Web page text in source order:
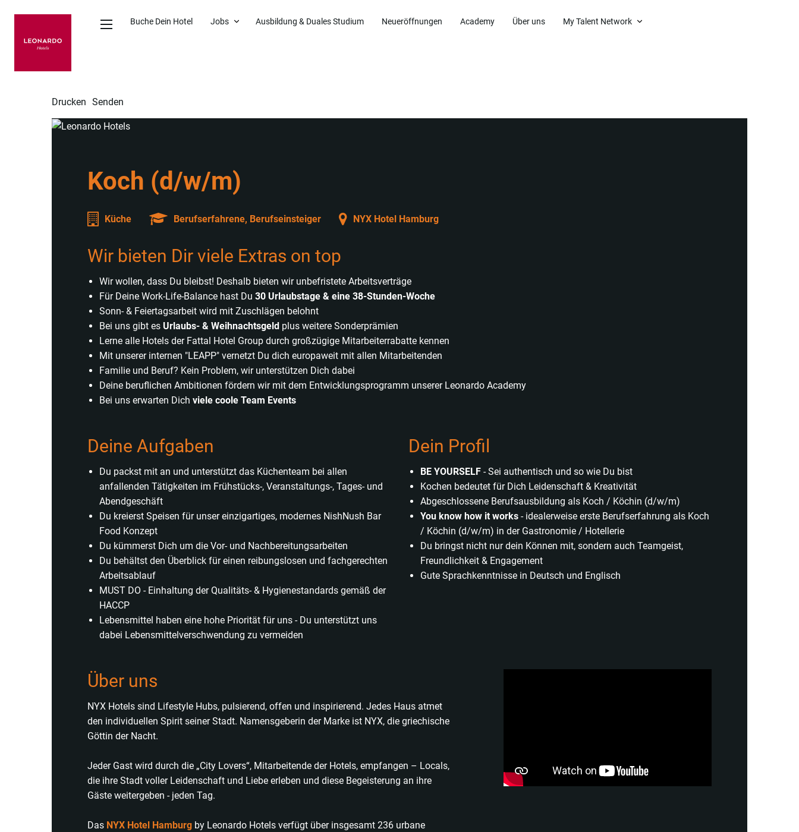
Buche Dein Hotel Jobs Ausbildung & Duales Studium Neueröffnungen Academy Über uns My Talent Network
Drucken Senden
Koch (d/w/m)
Küche Berufserfahrene, Berufseinsteiger NYX Hotel Hamburg
Über uns
NYX Hotels sind Lifestyle Hubs, pulsierend, offen und inspirierend. Jedes Haus atmet
den individuellen Spirit seiner Stadt. Namensgeberin der Marke ist NYX, die griechische
Göttin der Nacht.
Jeder Gast wird durch die „City Lovers“, Mitarbeitende der Hotels, empfangen – Locals,
die ihre Stadt voller Leidenschaft und Liebe erleben und diese Begeisterung an ihre
Gäste weitergeben - jeden Tag.
Das NYX Hotel Hamburg by Leonardo Hotels verfügt über insgesamt 236 urbane
Wir bieten Dir viele Extras on top
Wir wollen, dass Du bleibst! Deshalb bieten wir unbefristete Arbeitsverträge
Für Deine Work-Life-Balance hast Du 30 Urlaubstage & eine 38-Stunden-Woche
Sonn- & Feiertagsarbeit wird mit Zuschlägen belohnt
Bei uns gibt es Urlaubs- & Weihnachtsgeld plus weitere Sonderprämien
Lerne alle Hotels der Fattal Hotel Group durch großzügige Mitarbeiterrabatte kennen
Mit unserer internen "LEAPP" vernetzt Du dich europaweit mit allen Mitarbeitenden
Familie und Beruf? Kein Problem, wir unterstützen Dich dabei
Deine beruflichen Ambitionen fördern wir mit dem Entwicklungsprogramm unserer Leonardo Academy
Bei uns erwarten Dich viele coole Team Events
Deine Aufgaben
Du packst mit an und unterstützt das Küchenteam bei allen
anfallenden Tätigkeiten im Frühstücks-, Veranstaltungs-, Tages- und
Abendgeschäft
Du kreierst Speisen für unser einzigartiges, modernes NishNush Bar
Food Konzept
Du kümmerst Dich um die Vor- und Nachbereitungsarbeiten
Du behältst den Überblick für einen reibungslosen und fachgerechten
Arbeitsablauf
MUST DO - Einhaltung der Qualitäts- & Hygienestandards gemäß der
HACCP
Lebensmittel haben eine hohe Priorität für uns - Du unterstützt uns
dabei Lebensmittelverschwendung zu vermeiden
Dein Profil
BE YOURSELF - Sei authentisch und so wie Du bist
Kochen bedeutet für Dich Leidenschaft & Kreativität
Abgeschlossene Berufsausbildung als Koch / Köchin (d/w/m)
You know how it works - idealerweise erste Berufserfahrung als Koch
/ Köchin (d/w/m) in der Gastronomie / Hotellerie
Du bringst nicht nur dein Können mit, sondern auch Teamgeist,
Freundlichkeit & Engagement
Gute Sprachkenntnisse in Deutsch und Englisch